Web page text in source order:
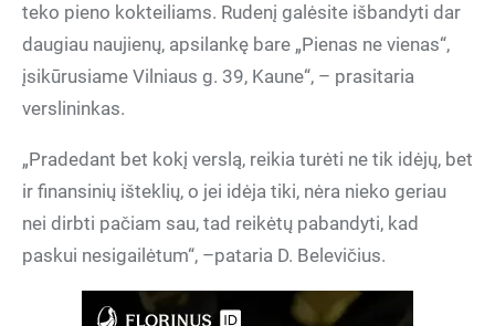
teko pieno kokteiliams. Rudenį galėsite išbandyti dar
daugiau naujienų, apsilankę bare „Pienas ne vienas“,
įsikūrusiame Vilniaus g. 39, Kaune“, – prasitaria
verslininkas.
„Pradedant bet kokį verslą, reikia turėti ne tik idėjų, bet
ir finansinių išteklių, o jei idėja tiki, nėra nieko geriau
nei dirbti pačiam sau, tad reikėtų pabandyti, kad
paskui nesigailėtum“, –pataria D. Belevičius.